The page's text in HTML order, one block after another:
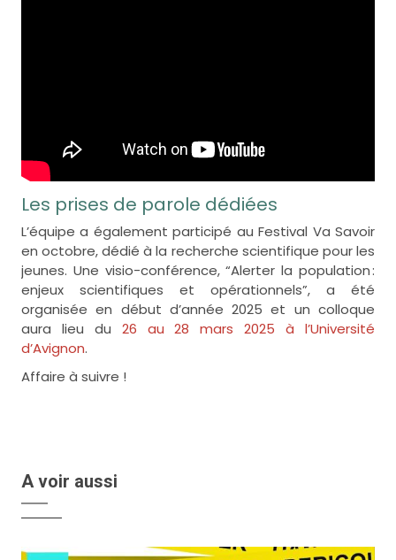
Les prises de parole dédiées
L’équipe a également participé au Festival Va Savoir
en octobre, dédié à la recherche scientifique pour les
jeunes. Une visio-conférence, “Alerter la population :
enjeux scientifiques et opérationnels”, a été
organisée en début d’année 2025 et un colloque
aura lieu du 26 au 28 mars 2025 à l’Université
d’Avignon.
Affaire à suivre !
A voir aussi